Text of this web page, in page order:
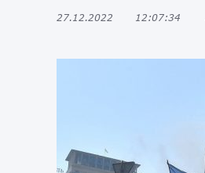
27.12.2022 12:07:34